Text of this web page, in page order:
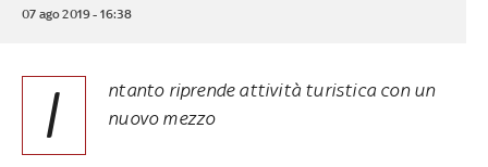
07 ago 2019 - 16:38
I
ntanto riprende attività turistica con un
nuovo mezzo